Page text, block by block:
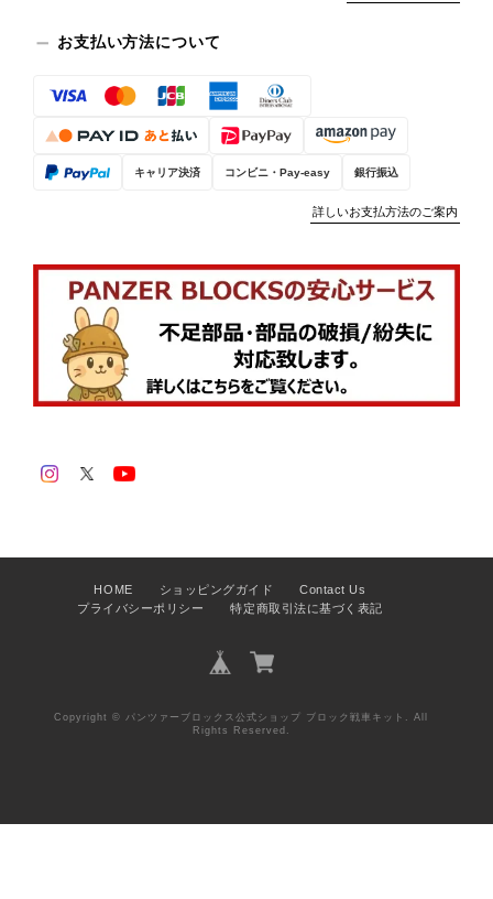
お支払い方法について
キャリア決済 コンビニ・Pay-easy 銀行振込
詳しいお支払方法のご案内
HOME ショッピングガイド
Contact Us
プライバシーポリシー
特定商取引法に基づく表記
Copyright © パンツァーブロックス公式ショップ ブロック戦車キット. All
Rights Reserved.